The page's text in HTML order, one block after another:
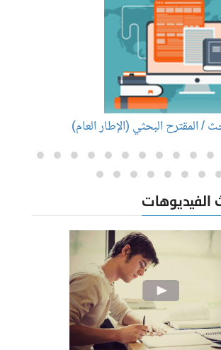
/ المقترح البحثي (الإطار العام)
الفيديوهات